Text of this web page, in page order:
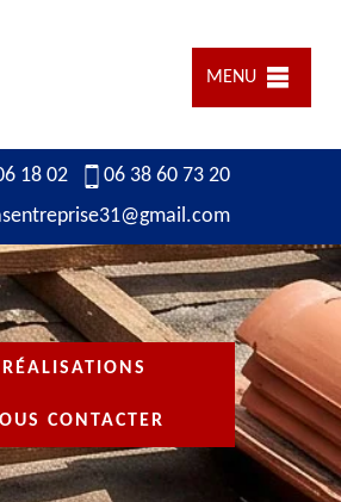
MENU
18 02
06 38 60 73 20
RÉALISATIONS
CONTACTER